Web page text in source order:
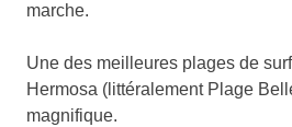
marche.
Une des meilleures plages de
Hermosa (littéralement Plage
magnifique.